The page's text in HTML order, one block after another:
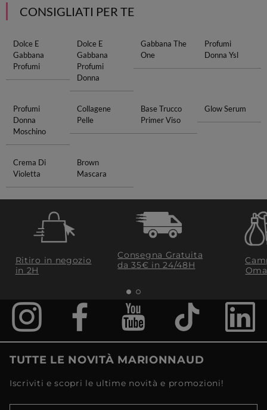
CONSIGLIATI PER TE
Dolce E
Gabbana
Profumi
Dolce E
Gabbana
Profumi
Donna
Gabbana The
One
Profumi
Donna Ysl
Profumi
Donna
Moschino
Collagene
Pelle
Base Trucco
Primer Viso
Glow Serum
Crema Di
Violetta
Brown
Mascara
Ritiro in negozio
in 2H
Consegna Gratuita
da 35€​ in 24/48H
TUTTE LE NOVITÀ MARIONNAUD
Iscriviti e scopri le ultime novità e promozioni!